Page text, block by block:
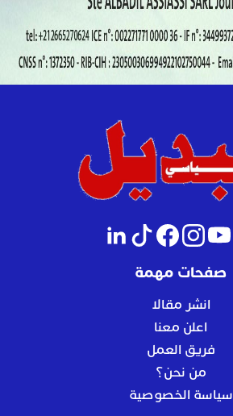
صفحات مهمة
انشر مقالا
اعلن معنا
فريق العمل
من نحن؟
سياسة الخصوصية